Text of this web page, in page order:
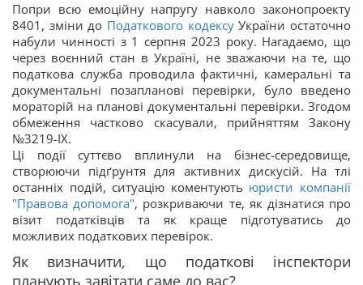
Попри всю емоційну напругу навколо законопроекту
8401, зміни до Податкового кодексуУкраїни остаточно
набули чинності з 1 серпня 2023 року. Нагадаємо, що
через воєнний стан в Україні, не зважаючи на те, що
податкова служба проводила фактичні, камеральні та
документальні позапланові перевірки, було введено
мораторій на планові документальні перевірки. Згодом
обмеження частково скасували, прийняттям Закону
№3219-IX.
Ці події суттєво вплинули на бізнес-середовище,
створюючи підґрунтя для активних дискусій. На тлі
останніх подій, ситуацію коментують юристи компанії
"Правова допомога", розкриваючи те, як дізнатися про
візит податківців та як краще підготуватись до
можливих податкових перевірок.
Як визначити, що податкові інспектори
планують завітати саме до вас?